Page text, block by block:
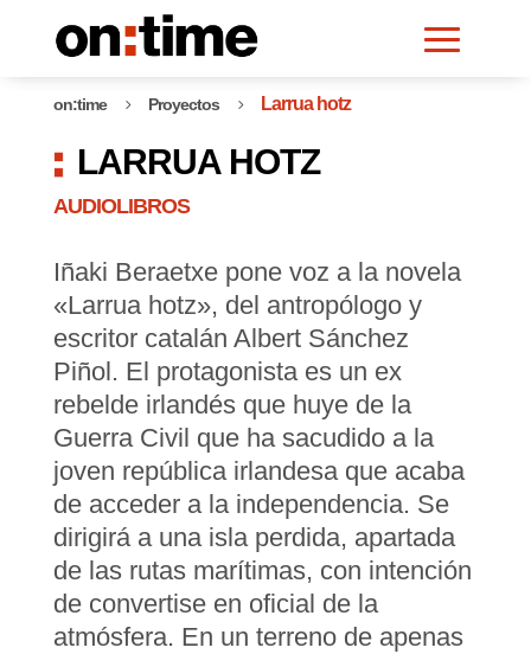
on:time 5 Proyectos 5 Larrua hotz
LARRUA HOTZ
AUDIOLIBROS
Iñaki Beraetxe pone voz a la novela
«Larrua hotz», del antropólogo y
escritor catalán Albert Sánchez
Piñol. El protagonista es un ex
rebelde irlandés que huye de la
Guerra Civil que ha sacudido a la
joven república irlandesa que acaba
de acceder a la independencia. Se
dirigirá a una isla perdida, apartada
de las rutas marítimas, con intención
de convertise en oficial de la
atmósfera. En un terreno de apenas